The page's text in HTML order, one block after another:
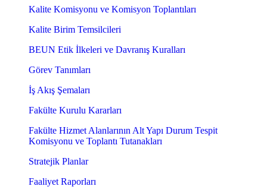
Kalite Komisyonu ve Komisyon Toplantıları
Kalite Birim Temsilcileri
BEUN Etik İlkeleri ve Davranış Kuralları
Görev Tanımları
İş Akış Şemaları
Fakülte Kurulu Kararları
Fakülte Hizmet Alanlarının Alt Yapı Durum Tespit
Komisyonu ve Toplantı Tutanakları
Stratejik Planlar
Faaliyet Raporları